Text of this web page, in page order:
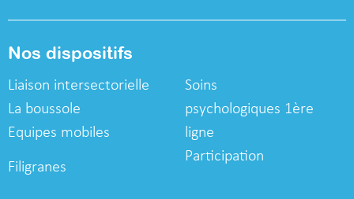
Nos dispositifs
Liaison intersectorielle
La boussole
Equipes mobiles
Filigranes
Soins
psychologiques 1ère
ligne
Participation